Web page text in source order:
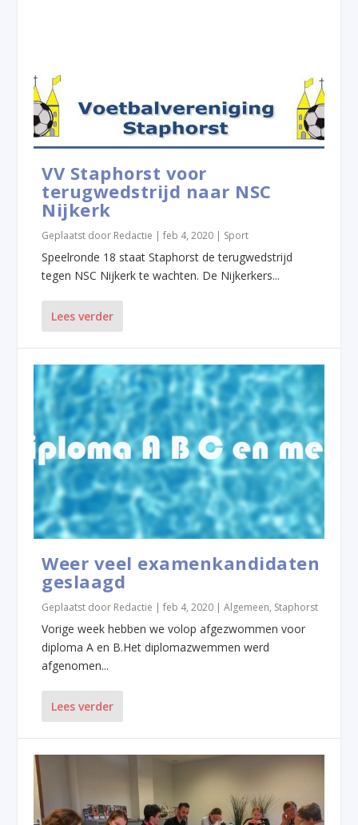
VV Staphorst voor
terugwedstrijd naar NSC
Nijkerk
Geplaatst door Redactie |feb 4, 2020 | Sport
Speelronde 18 staat Staphorst de terugwedstrijd
tegen NSC Nijkerk te wachten. De Nijkerkers...
Lees verder
Weer veel examenkandidaten
geslaagd
Geplaatst door Redactie |feb 4, 2020 |Algemeen, Staphorst
Vorige week hebben we volop afgezwommen voor
diploma A en B.Het diplomazwemmen werd
afgenomen...
Lees verder